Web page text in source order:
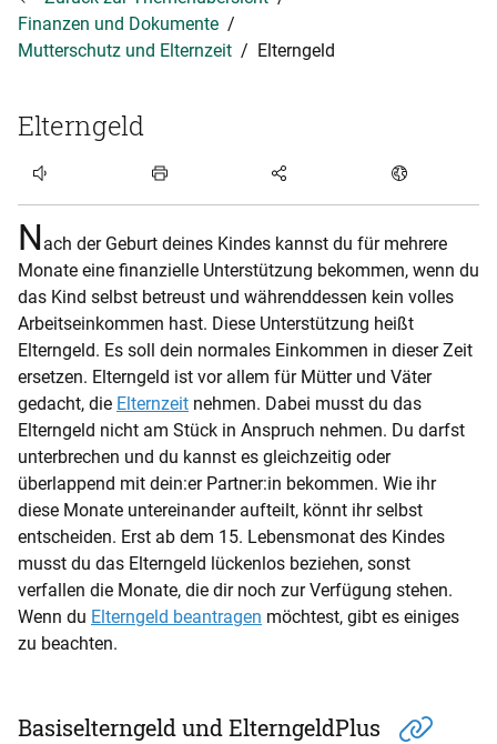
Finanzen und Dokumente
Mutterschutz und Elternzeit
Elterngeld
Elterngeld
Artikel hören
Nach der Geburt deines Kindes kannst du für mehrere
Monate eine finanzielle Unterstützung bekommen, wenn du
das Kind selbst betreust und währenddessen kein volles
Arbeitseinkommen hast. Diese Unterstützung heißt
Elterngeld. Es soll dein normales Einkommen in dieser Zeit
ersetzen. Elterngeld ist vor allem für Mütter und Väter
gedacht, die Elternzeit nehmen. Dabei musst du das
Elterngeld nicht am Stück in Anspruch nehmen. Du darfst
unterbrechen und du kannst es gleichzeitig oder
überlappend mit dein:er Partner:in bekommen. Wie ihr
diese Monate untereinander aufteilt, könnt ihr selbst
entscheiden. Erst ab dem 15. Lebensmonat des Kindes
musst du das Elterngeld lückenlos beziehen, sonst
verfallen die Monate, die dir noch zur Verfügung stehen.
Wenn du Elterngeld beantragen möchtest, gibt es einiges
zu beachten.
Basiselterngeld und ElterngeldPlus